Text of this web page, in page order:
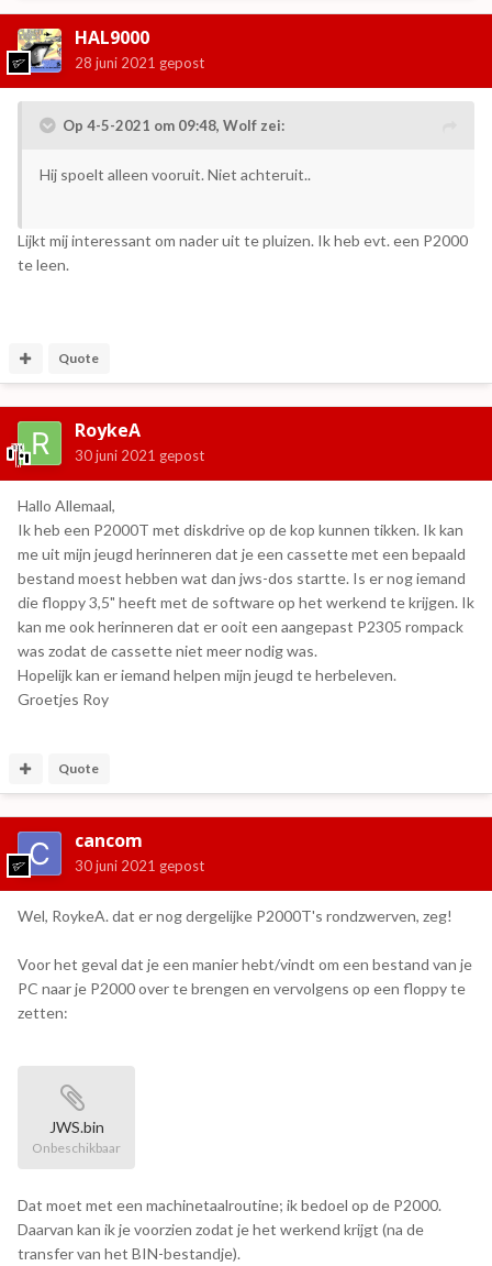
HAL9000
28 juni 2021 gepost
Op 4-5-2021 om 09:48, Wolf zei:
Hij spoelt alleen vooruit. Niet achteruit..
Lijkt mij interessant om nader uit te pluizen. Ik heb evt. een P2000
te leen.
Quote
RoykeA
30 juni 2021 gepost
Hallo Allemaal,
Ik heb een P2000T met diskdrive op de kop kunnen tikken. Ik kan
me uit mijn jeugd herinneren dat je een cassette met een bepaald
bestand moest hebben wat dan jws-dos startte. Is er nog iemand
die floppy 3,5" heeft met de software op het werkend te krijgen. Ik
kan me ook herinneren dat er ooit een aangepast P2305 rompack
was zodat de cassette niet meer nodig was.
Hopelijk kan er iemand helpen mijn jeugd te herbeleven.
Groetjes Roy
Quote
cancom
30 juni 2021 gepost
Wel, RoykeA. dat er nog dergelijke P2000T's rondzwerven, zeg!
Voor het geval dat je een manier hebt/vindt om een bestand van je
PC naar je P2000 over te brengen en vervolgens op een floppy te
zetten:
JWS.bin
Onbeschikbaar
Dat moet met een machinetaalroutine; ik bedoel op de P2000.
Daarvan kan ik je voorzien zodat je het werkend krijgt (na de
transfer van het BIN-bestandje).